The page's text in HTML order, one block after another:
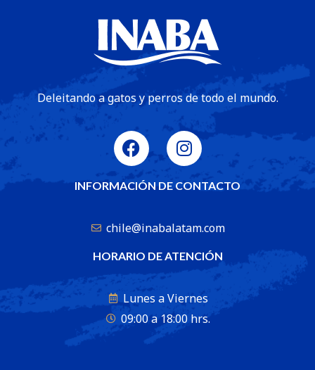
Deleitando a gatos y perros de todo el mundo.
INFORMACIÓN DE CONTACTO
chile@inabalatam.com
HORARIO DE ATENCIÓN
Lunes a Viernes
09:00 a 18:00 hrs.